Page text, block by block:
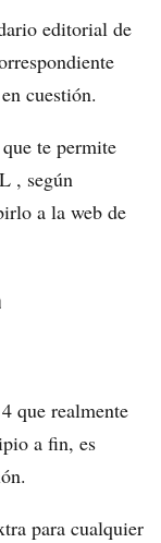
editorial de
cuestión.
te permite
, según
a la web de
que realmente
a fin, es
para cualquier